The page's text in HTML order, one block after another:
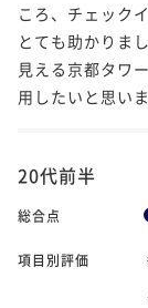
ころ、チェック
とても助かりま
見える京都タワ
用したいと思いま
20代前半
総合点
項目別評価